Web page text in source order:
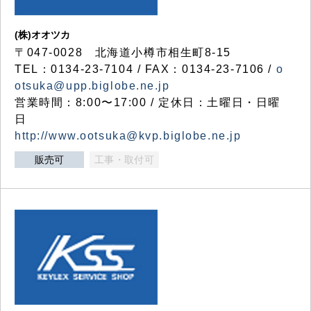
(株)オオツカ
〒047-0028 北海道小樽市相生町8-15
TEL：0134-23-7104 / FAX：0134-23-7106 / o
otsuka@upp.biglobe.ne.jp
営業時間：8:00〜17:00 / 定休日：土曜日・日曜
日
http://www.ootsuka@kvp.biglobe.ne.jp
販売可 工事・取付可